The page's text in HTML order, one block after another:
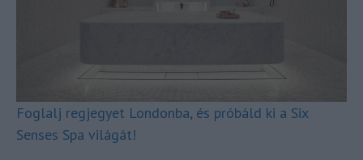
Foglalj regjegyet Londonba, és próbáld ki a Six
Senses Spa világát!